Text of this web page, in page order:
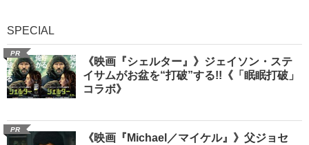
SPECIAL
PR
《映画『シェルター』》ジェイソン・ステ
イサムがお盆を“打破”する!!《「眠眠打破」
コラボ》
PR
《映画『Michael／マイケル』》父ジョセ